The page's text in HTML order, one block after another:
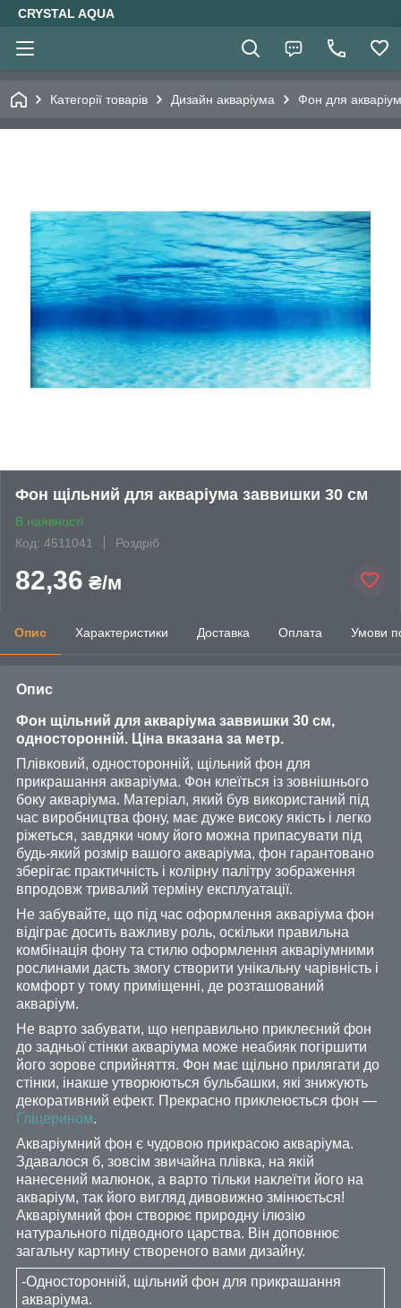
CRYSTAL AQUA
Категорії товарів Дизайн акваріума Фон для
Фон щільний для акваріума заввишки 30 см
В наявності
Код: 4511041
Роздріб
82,36 ₴/м
Опис Характеристики Доставка Оплата Умови
Опис
Фон щільний для акваріума заввишки 30 см,
односторонній. Ціна вказана за метр.
Плівковий, односторонній, щільний фон для
прикрашання акваріума. Фон клеїться із зовнішнього
боку акваріума. Матеріал, який був використаний під
час виробництва фону, має дуже високу якість і легко
ріжеться, завдяки чому його можна припасувати під
будь-який розмір вашого акваріума, фон гарантовано
зберігає практичність і колірну палітру зображення
впродовж тривалий терміну експлуатації.
Не забувайте, що під час оформлення акваріума фон
відіграє досить важливу роль, оскільки правильна
комбінація фону та стилю оформлення акваріумними
рослинами дасть змогу створити унікальну чарівність і
комфорт у тому приміщенні, де розташований
акваріум.
Не варто забувати, що неправильно приклеєний фон
до задньої стінки акваріума може неабияк погіршити
його зорове сприйняття. Фон має щільно прилягати до
стінки, інакше утворюються бульбашки, які знижують
декоративний ефект. Прекрасно приклеюється фон —
Гліцерином.
Акваріумний фон є чудовою прикрасою акваріума.
Здавалося б, зовсім звичайна плівка, на якій
нанесений малюнок, а варто тільки наклеїти його на
акваріум, так його вигляд дивовижно змінюється!
Акваріумний фон створює природну ілюзію
натурального підводного царства. Він доповнює
загальну картину створеного вами дизайну.
-Односторонній, щільний фон для прикрашання
акваріума.